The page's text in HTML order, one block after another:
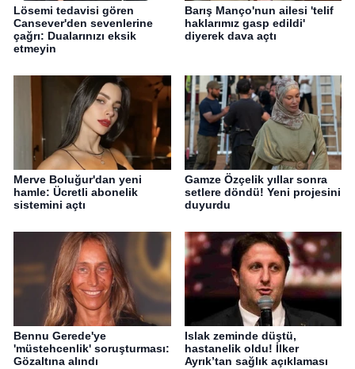
Lösemi tedavisi gören
Cansever'den sevenlerine
çağrı: Dualarınızı eksik
etmeyin
Barış Manço'nun ailesi 'telif
haklarımız gasp edildi'
diyerek dava açtı
Merve Boluğur'dan yeni
hamle: Ücretli abonelik
sistemini açtı
Gamze Özçelik yıllar sonra
setlere döndü! Yeni projesini
duyurdu
Bennu Gerede'ye
'müstehcenlik' soruşturması:
Gözaltına alındı
Islak zeminde düştü,
hastanelik oldu! İlker
Ayrık’tan sağlık açıklaması